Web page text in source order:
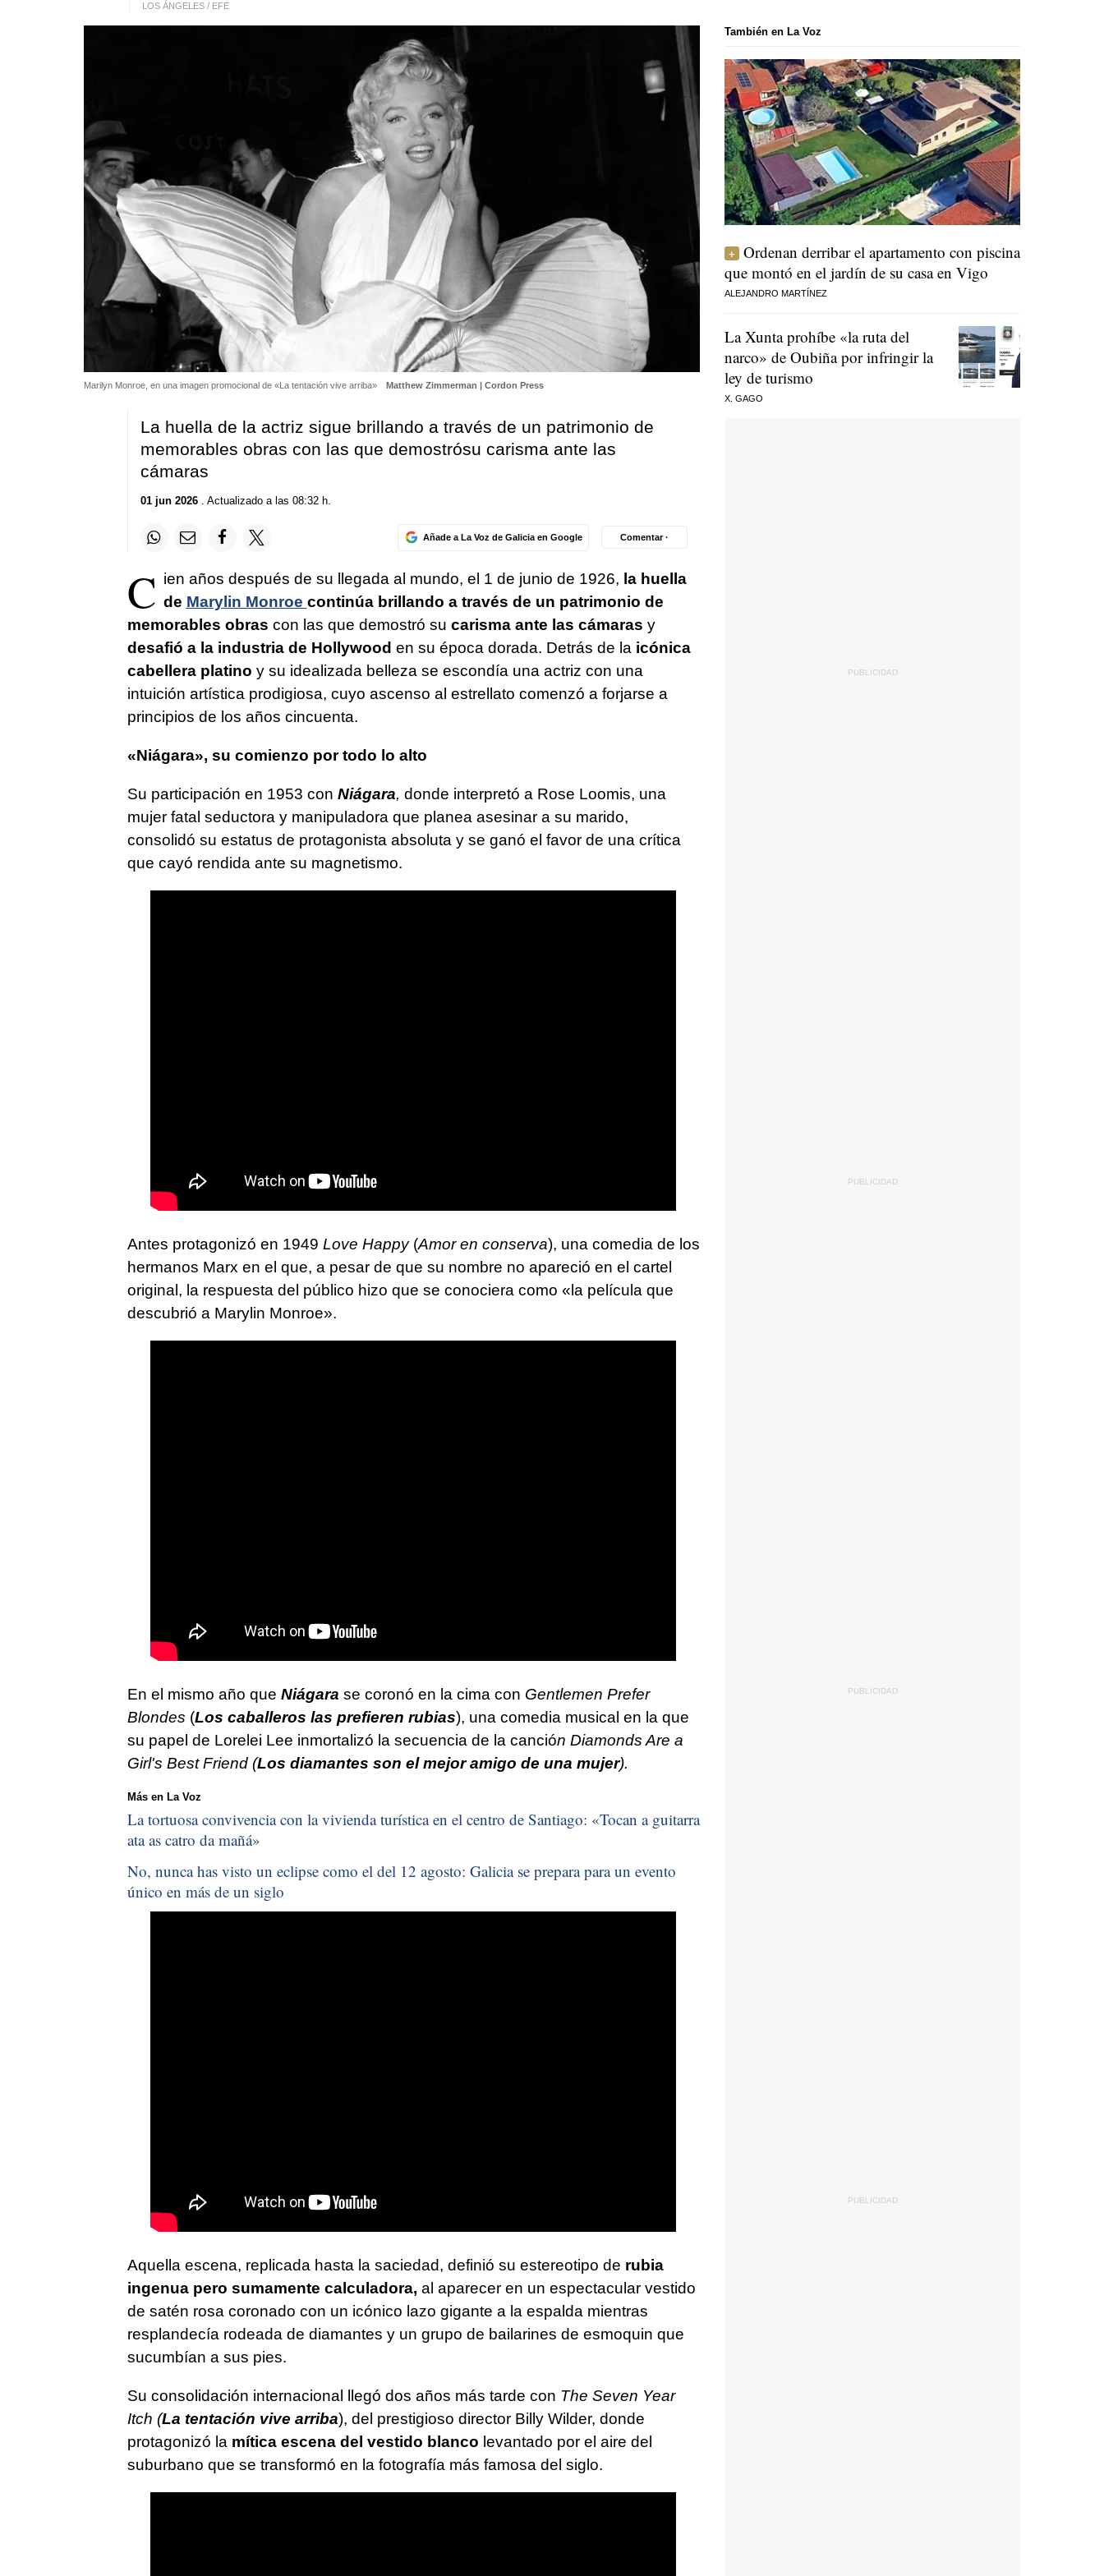
LOS ÁNGELES / EFE
Marilyn Monroe, en una imagen promocional de «La tentación vive arriba» Matthew Zimmerman | Cordon Press
La huella de la actriz sigue brillando a través de un patrimonio de
memorables obras con las que demostrósu carisma ante las
cámaras
01 jun 2026. Actualizado a las 08:32 h.
Añade a La Voz de Galicia en Google Comentar ·
C ien años después de su llegada al mundo, el 1 de junio de 1926, la huella
de Marylin Monroe continúa brillando a través de un patrimonio de
memorables obras con las que demostró su carisma ante las cámaras y
desafió a la industria de Hollywood en su época dorada. Detrás de la icónica
cabellera platino y su idealizada belleza se escondía una actriz con una
intuición artística prodigiosa, cuyo ascenso al estrellato comenzó a forjarse a
principios de los años cincuenta.
«Niágara», su comienzo por todo lo alto
Su participación en 1953 con Niágara, donde interpretó a Rose Loomis, una
mujer fatal seductora y manipuladora que planea asesinar a su marido,
consolidó su estatus de protagonista absoluta y se ganó el favor de una crítica
que cayó rendida ante su magnetismo.
Antes protagonizó en 1949 Love Happy(Amor en conserva), una comedia de los
hermanos Marx en el que, a pesar de que su nombre no apareció en el cartel
original, la respuesta del público hizo que se conociera como «la película que
descubrió a Marylin Monroe».
En el mismo año que Niágara se coronó en la cima con Gentlemen Prefer
Blondes (Los caballeros las prefieren rubias), una comedia musical en la que
su papel de Lorelei Lee inmortalizó la secuencia de la canción Diamonds Are a
Girl's Best Friend (Los diamantes son el mejor amigo de una mujer).
Más en La Voz
La tortuosa convivencia con la vivienda turística en el centro de Santiago: «Tocan a guitarra
ata as catro da mañá»
No, nunca has visto un eclipse como el del 12 agosto: Galicia se prepara para un evento
único en más de un siglo
Aquella escena, replicada hasta la saciedad, definió su estereotipo de rubia
ingenua pero sumamente calculadora, al aparecer en un espectacular vestido
de satén rosa coronado con un icónico lazo gigante a la espalda mientras
resplandecía rodeada de diamantes y un grupo de bailarines de esmoquin que
sucumbían a sus pies.
Su consolidación internacional llegó dos años más tarde con The Seven Year
Itch (La tentación vive arriba), del prestigioso director Billy Wilder, donde
protagonizó la mítica escena del vestido blanco levantado por el aire del
suburbano que se transformó en la fotografía más famosa del siglo.
También en La Voz
Ordenan derribar el apartamento con piscina
que montó en el jardín de su casa en Vigo
ALEJANDRO MARTÍNEZ
La Xunta prohíbe «la ruta del
narco» de Oubiña por infringir la
ley de turismo
X. GAGO